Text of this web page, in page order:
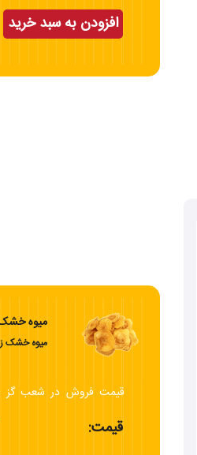
افزودن به سبد خرید
میوه خشک تازه
میوه خشک
قیمت فروش در شعب گز
قیمت: